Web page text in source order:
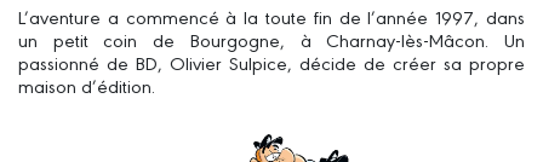
L’aventure a commencé à la toute fin de l’année 1997, dans
un petit coin de Bourgogne, à Charnay-lès-Mâcon. Un
passionné de BD, Olivier Sulpice, décide de créer sa propre
maison d’édition.